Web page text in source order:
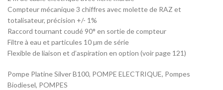
Compteur mécanique 3 chiffres avec molette de RAZ et
totalisateur, précision +/- 1%
Raccord tournant coudé 90° en sortie de compteur
Filtre à eau et particules 10 µm de série
Flexible de liaison et d’aspiration en option (voir page 121)
Pompe Platine Silver B100, POMPE ELECTRIQUE, Pompes
Biodiesel, POMPES